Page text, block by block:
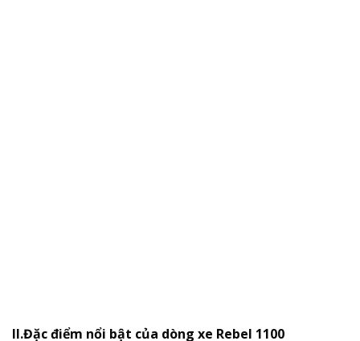
II.Đặc điểm nổi bật của dòng xe Rebel 1100